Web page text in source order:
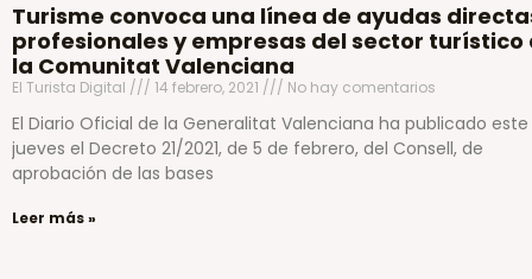
Turisme convoca una línea de ayudas
profesionales y empresas del sector turístico
la Comunitat Valenciana
El Turista Digital 14 febrero, 2021 No hay comentarios
El Diario Oficial de la Generalitat Valenciana ha publicado este
jueves el Decreto 21/2021, de 5 de febrero, del Consell, de
aprobación de las bases
Leer más »